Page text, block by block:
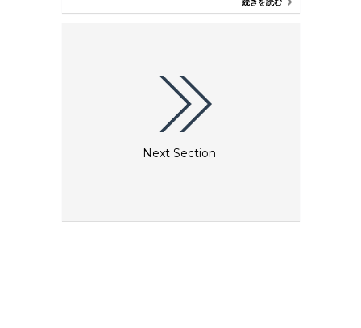
コフリットとティゲラを無制限に、さまざまなおいしい
Next Section